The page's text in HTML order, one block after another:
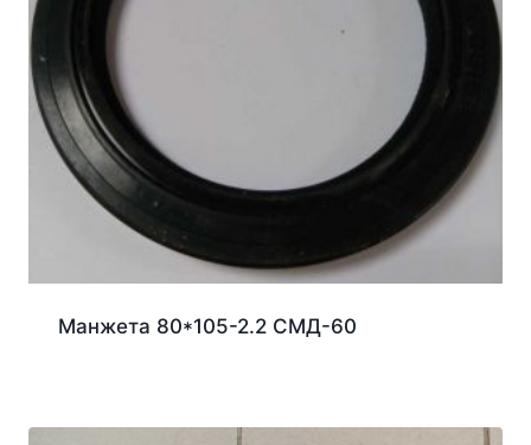
Манжета 80*105-2.2 СМД-60